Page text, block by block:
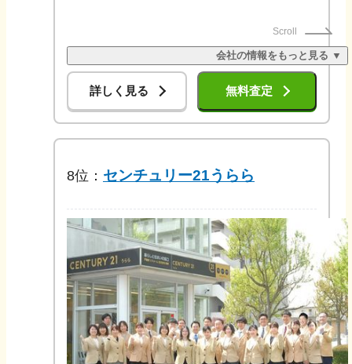
Scroll
会社の情報をもっと見る ▼
詳しく見る 無料査定
8位： センチュリー21うらら